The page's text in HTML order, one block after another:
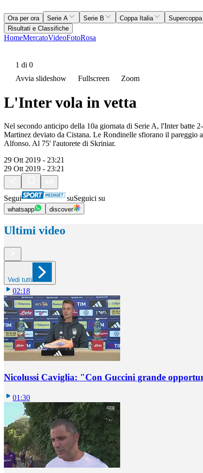
Ora per ora Serie A Serie B Coppa Italia
Risultati e Classifiche
HomeMercatoVideoFotoRosa
1 di 0
Avvia slideshow
Fullscreen Zoom
L'Inter vola in vetta
Nel secondo anticipo della 10a giornata di Serie A, l'Inter batte
Martinez deviato da Cistana. Le Rondinelle sfiorano il
Alfonso. Al 75' l'autorete di Skriniar.
29 Ott 2019 - 23:21
29 Ott 2019 - 23:21
Segui suSeguici su
whatsapp discover
Ultimi video
Vedi tutti
02:18
Nicolussi Caviglia: "Con Guccini grande
01:30